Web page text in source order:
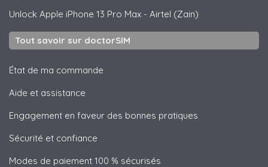
Unlock Apple iPhone 13 Pro Max - Airtel (Zain)
Tout savoir sur doctorSIM
État de ma commande
Aide et assistance
Engagement en faveur des bonnes pratiques
Sécurité et confiance
Modes de paiement 100 % sécurisés